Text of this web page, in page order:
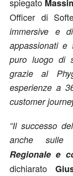
spiegato
Officer di
immersive e
appassionati
puro luogo di
grazie al
esperienze a
customer
“Il successo
anche sulle
Regionale e
dichiarato